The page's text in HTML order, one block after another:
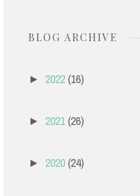
BLOG ARCHIVE
► 2022 (16)
► 2021 (26)
► 2020 (24)